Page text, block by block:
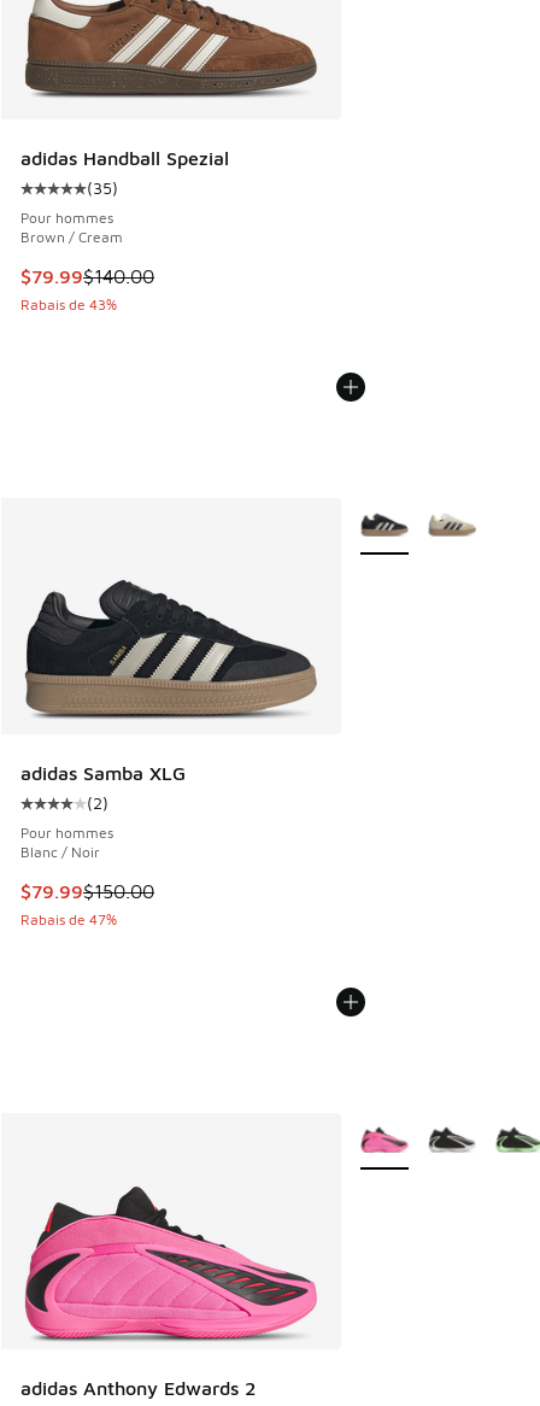
adidas Handball Spezial
Cote moyenne du client - [5 sur 5 étoiles], 35
(35)
Pour hommes
Brown / Cream
Cet article est en solde. Le prix est passé de $140.00 à
$79.99$140.00
Rabais de 43%
adidas Samba XLG
Cote moyenne du client - [4 sur 5 étoiles], 2 commentaires
(2)
Pour hommes
Blanc / Noir
Cet article est en solde. Le prix est passé de $150.00 à
$79.99$150.00
Rabais de 47%
Plus de couleurs
adidas Anthony Edwards 2
Plus de couleurs